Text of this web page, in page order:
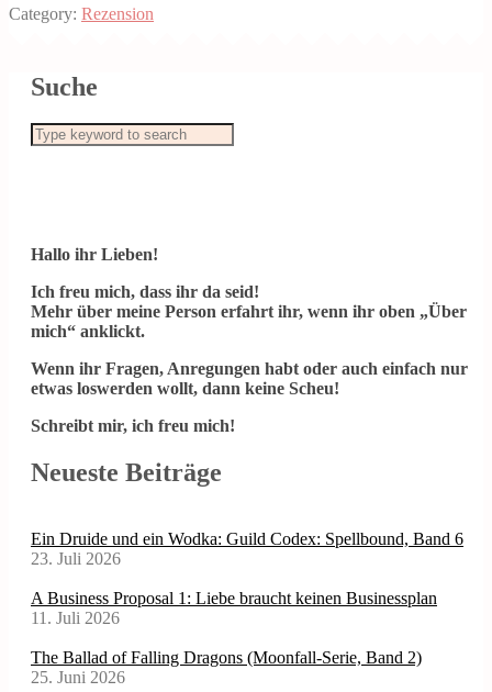
Category: Rezension
Suche
Hallo ihr Lieben!
Ich freu mich, dass ihr da seid!
Mehr über meine Person erfahrt ihr, wenn ihr oben „Über
mich“ anklickt.
Wenn ihr Fragen, Anregungen habt oder auch einfach nur
etwas loswerden wollt, dann keine Scheu!
Schreibt mir, ich freu mich!
Neueste Beiträge
Ein Druide und ein Wodka: Guild Codex: Spellbound, Band 6
23. Juli 2026
A Business Proposal 1: Liebe braucht keinen Businessplan
11. Juli 2026
The Ballad of Falling Dragons (Moonfall-Serie, Band 2)
25. Juni 2026